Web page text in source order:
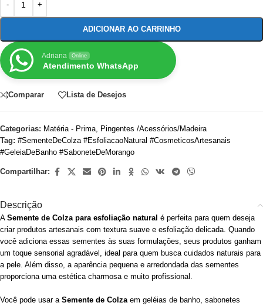
ADICIONAR AO CARRINHO
Adriana Online
Atendimento WhatsApp
Comparar Lista de Desejos
Categorias: Matéria - Prima
Pingentes /Acessórios/Madeira
Tag: #SementeDeColza #EsfoliacaoNatural #CosmeticosArtesanais
#GeleiaDeBanho #SaboneteDeMorango
Compartilhar:
Descrição
A Semente de Colza para esfoliação natural é perfeita para quem deseja
criar produtos artesanais com textura suave e esfoliação delicada. Quando
você adiciona essas sementes às suas formulações, seus produtos ganham
um toque sensorial agradável, ideal para quem busca cuidados naturais para
a pele. Além disso, a aparência pequena e arredondada das sementes
proporciona uma estética charmosa e muito profissional.
Você pode usar a Semente de Colza em geléias de banho, sabonetes